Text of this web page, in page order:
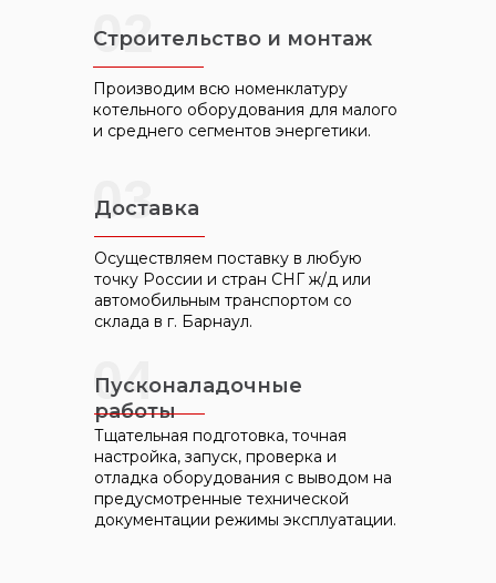
02
Строительство и монтаж
Производим всю номенклатуру
котельного оборудования для малого
и среднего сегментов энергетики.
03
Доставка
Осуществляем поставку в любую
точку России и стран СНГ ж/д или
автомобильным транспортом со
склада в г. Барнаул.
04
Пусконаладочные
работы
Тщательная подготовка, точная
настройка, запуск, проверка и
отладка оборудования с выводом на
предусмотренные технической
документации режимы эксплуатации.
ПК КОТЛОМАШ
Сертификаты